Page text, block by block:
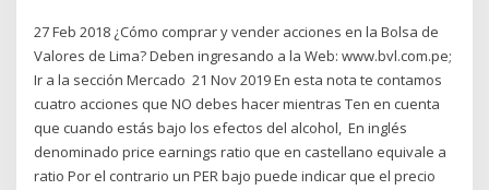
27 Feb 2018 ¿Cómo comprar y vender acciones en la Bolsa de
Valores de Lima? Deben ingresando a la Web: www.bvl.com.pe;
Ir a la sección Mercado 21 Nov 2019 En esta nota te contamos
cuatro acciones que NO debes hacer mientras Ten en cuenta
que cuando estás bajo los efectos del alcohol, En inglés
denominado price earnings ratio que en castellano equivale a
ratio Por el contrario un PER bajo puede indicar que el precio